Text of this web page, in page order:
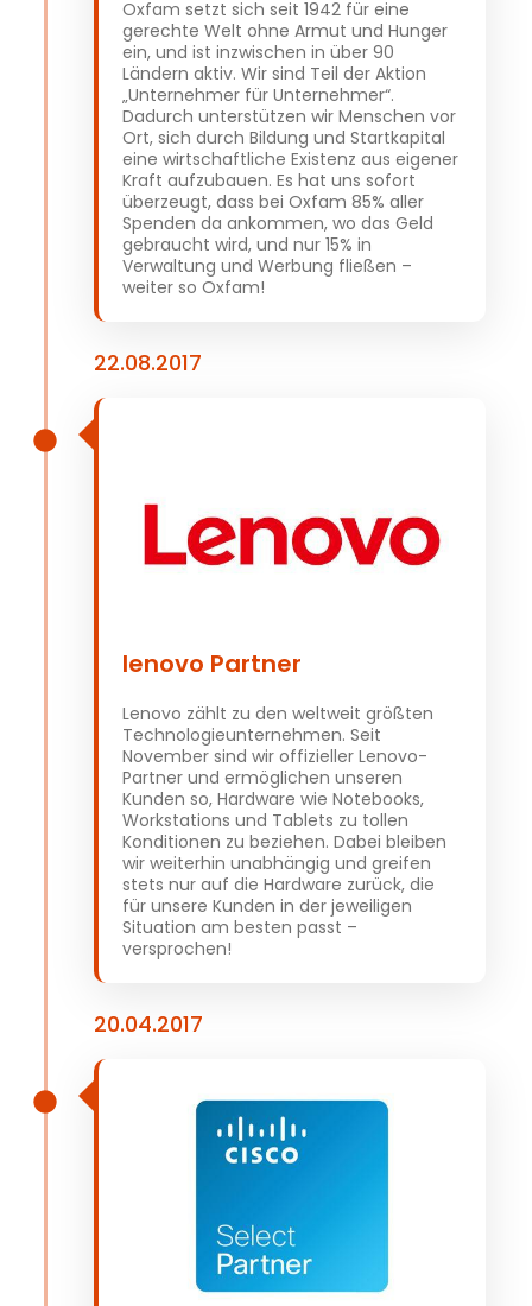
Oxfam setzt sich seit 1942 für eine
gerechte Welt ohne Armut und Hunger
ein, und ist inzwischen in über 90
Ländern aktiv. Wir sind Teil der Aktion
„Unternehmer für Unternehmer“.
Dadurch unterstützen wir Menschen vor
Ort, sich durch Bildung und Startkapital
eine wirtschaftliche Existenz aus eigener
Kraft aufzubauen. Es hat uns sofort
überzeugt, dass bei Oxfam 85% aller
Spenden da ankommen, wo das Geld
gebraucht wird, und nur 15% in
Verwaltung und Werbung fließen –
weiter so Oxfam!
22.08.2017
lenovo Partner
Lenovo zählt zu den weltweit größten
Technologieunternehmen. Seit
November sind wir offizieller Lenovo-
Partner und ermöglichen unseren
Kunden so, Hardware wie Notebooks,
Workstations und Tablets zu tollen
Konditionen zu beziehen. Dabei bleiben
wir weiterhin unabhängig und greifen
stets nur auf die Hardware zurück, die
für unsere Kunden in der jeweiligen
Situation am besten passt –
versprochen!
20.04.2017